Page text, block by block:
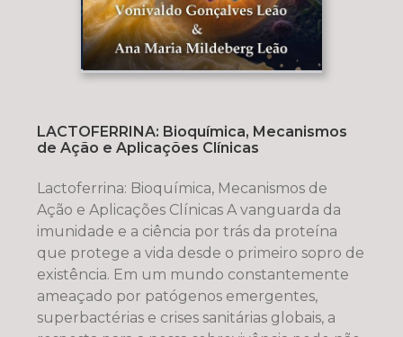
LACTOFERRINA: Bioquímica, Mecanismos
de Ação e Aplicações Clínicas
Lactoferrina: Bioquímica, Mecanismos de
Ação e Aplicações Clínicas A vanguarda da
imunidade e a ciência por trás da proteína
que protege a vida desde o primeiro sopro de
existência. Em um mundo constantemente
ameaçado por patógenos emergentes,
superbactérias e crises sanitárias globais, a